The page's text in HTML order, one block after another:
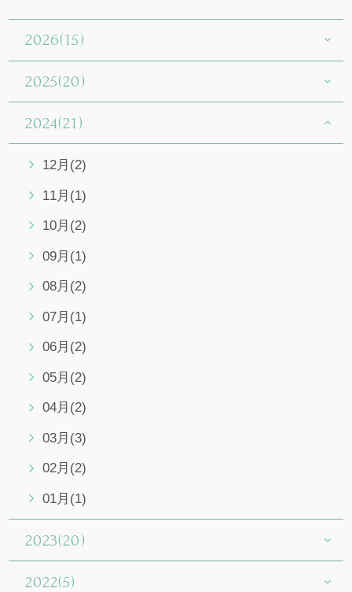
2026(15)
2025(20)
2024(21)
12月(2)
11月(1)
10月(2)
09月(1)
08月(2)
07月(1)
06月(2)
05月(2)
04月(2)
03月(3)
02月(2)
01月(1)
2023(20)
2022(5)